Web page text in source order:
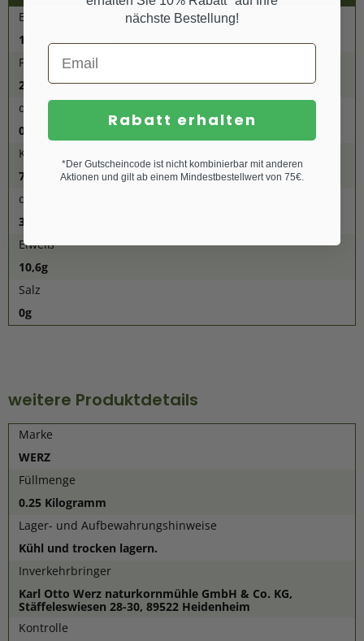
Energie
1497 Kj (357,6 kcal)
Fett
2,6g
davon gesättigte Fettsäuren
0,8g
Kohlenhydrate
70,2g
davon Zucker
3,2g
Eiweiß
10,6g
Salz
0g
weitere Produktdetails
Marke
WERZ
Füllmenge
0.25 Kilogramm
Lager- und Aufbewahrungshinweise
Kühl und trocken lagern.
Inverkehrbringer
Karl Otto Werz naturkornmühle GmbH & Co. KG,
Stäffeleswiesen 28-30, 89522 Heidenheim
Kontrolle
nächste Bestellung!
Rabatt erhalten
*Der Gutscheincode ist nicht kombinierbar mit anderen
Aktionen und gilt ab einem Mindestbestellwert von 75€.